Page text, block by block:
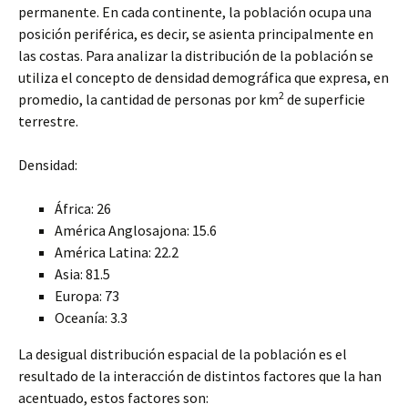
permanente. En cada continente, la población ocupa una
posición periférica, es decir, se asienta principalmente en
las costas. Para analizar la distribución de la población se
utiliza el concepto de densidad demográfica que expresa, en
promedio, la cantidad de personas por km2 de superficie
terrestre.
Densidad:
África: 26
América Anglosajona: 15.6
América Latina: 22.2
Asia: 81.5
Europa: 73
Oceanía: 3.3
La desigual distribución espacial de la población es el
resultado de la interacción de distintos factores que la han
acentuado, estos factores son: